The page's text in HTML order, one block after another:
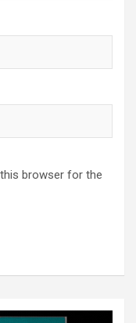
browser for the